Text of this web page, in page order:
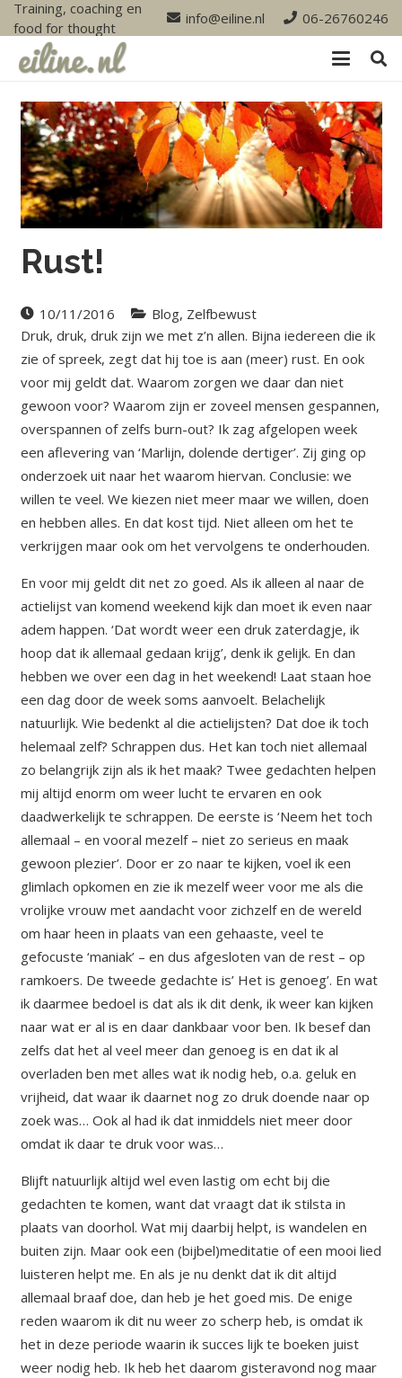
Training, coaching en
food for thought
info@eiline.nl 06-26760246
Rust!
10/11/2016 Blog, Zelfbewust
Druk, druk, druk zijn we met z’n allen. Bijna iedereen die ik
zie of spreek, zegt dat hij toe is aan (meer) rust. En ook
voor mij geldt dat. Waarom zorgen we daar dan niet
gewoon voor? Waarom zijn er zoveel mensen gespannen,
overspannen of zelfs burn-out? Ik zag afgelopen week
een aflevering van ‘Marlijn, dolende dertiger’. Zij ging op
onderzoek uit naar het waarom hiervan. Conclusie: we
willen te veel. We kiezen niet meer maar we willen, doen
en hebben alles. En dat kost tijd. Niet alleen om het te
verkrijgen maar ook om het vervolgens te onderhouden.
En voor mij geldt dit net zo goed. Als ik alleen al naar de
actielijst van komend weekend kijk dan moet ik even naar
adem happen. ‘Dat wordt weer een druk zaterdagje, ik
hoop dat ik allemaal gedaan krijg’, denk ik gelijk. En dan
hebben we over een dag in het weekend! Laat staan hoe
een dag door de week soms aanvoelt. Belachelijk
natuurlijk. Wie bedenkt al die actielijsten? Dat doe ik toch
helemaal zelf? Schrappen dus. Het kan toch niet allemaal
zo belangrijk zijn als ik het maak? Twee gedachten helpen
mij altijd enorm om weer lucht te ervaren en ook
daadwerkelijk te schrappen. De eerste is ‘Neem het toch
allemaal – en vooral mezelf – niet zo serieus en maak
gewoon plezier’. Door er zo naar te kijken, voel ik een
glimlach opkomen en zie ik mezelf weer voor me als die
vrolijke vrouw met aandacht voor zichzelf en de wereld
om haar heen in plaats van een gehaaste, veel te
gefocuste ‘maniak’ – en dus afgesloten van de rest – op
ramkoers. De tweede gedachte is’ Het is genoeg’. En wat
ik daarmee bedoel is dat als ik dit denk, ik weer kan kijken
naar wat er al is en daar dankbaar voor ben. Ik besef dan
zelfs dat het al veel meer dan genoeg is en dat ik al
overladen ben met alles wat ik nodig heb, o.a. geluk en
vrijheid, dat waar ik daarnet nog zo druk doende naar op
zoek was… Ook al had ik dat inmiddels niet meer door
omdat ik daar te druk voor was…
Blijft natuurlijk altijd wel even lastig om echt bij die
gedachten te komen, want dat vraagt dat ik stilsta in
plaats van doorhol. Wat mij daarbij helpt, is wandelen en
buiten zijn. Maar ook een (bijbel)meditatie of een mooi lied
luisteren helpt me. En als je nu denkt dat ik dit altijd
allemaal braaf doe, dan heb je het goed mis. De enige
reden waarom ik dit nu weer zo scherp heb, is omdat ik
het in deze periode waarin ik succes lijk te boeken juist
weer nodig heb. Ik heb het daarom gisteravond nog maar